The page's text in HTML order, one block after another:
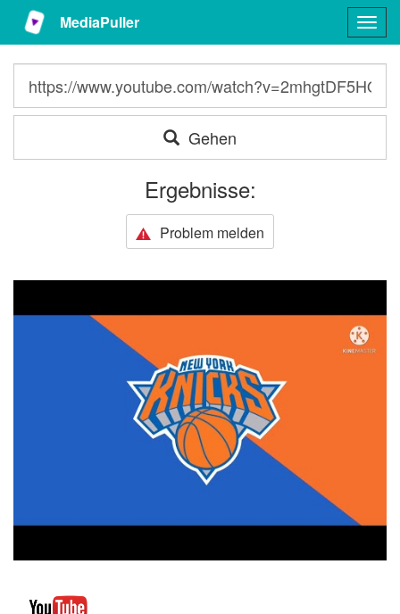
MediaPuller
Gehen
Ergebnisse:
Problem melden